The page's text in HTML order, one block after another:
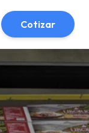
Cotizar